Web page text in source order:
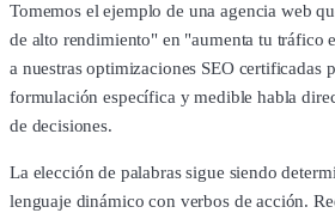
Tomemos el ejemplo de una agencia web
de alto rendimiento" en "aumenta tu tráfico
a nuestras optimizaciones SEO certificadas
formulación específica y medible habla
de decisiones.
La elección de palabras sigue siendo
lenguaje dinámico con verbos de acción.